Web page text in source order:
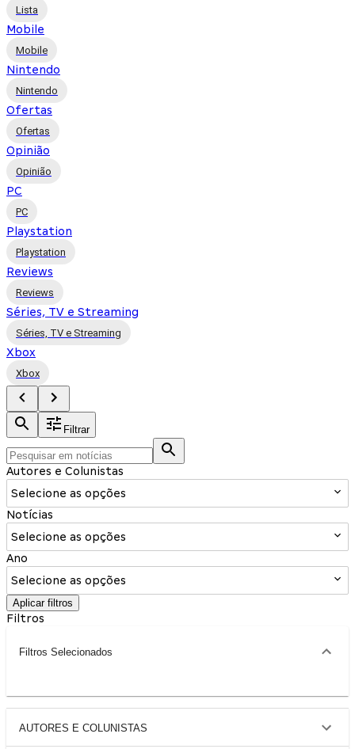
Lista
Mobile
Mobile
Nintendo
Nintendo
Ofertas
Ofertas
Opinião
Opinião
PC
PC
Playstation
Playstation
Reviews
Reviews
Séries, TV e Streaming
Séries, TV e Streaming
Xbox
Xbox
Filtrar
Autores e Colunistas
Selecione as opções
Notícias
Selecione as opções
Ano
Selecione as opções
Aplicar filtros
Filtros
Filtros Selecionados
AUTORES E COLUNISTAS